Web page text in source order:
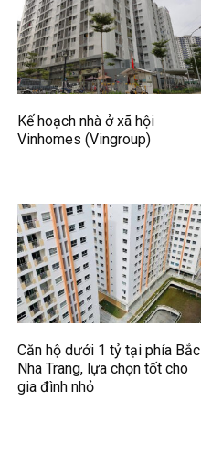
Kế hoạch nhà ở xã hội
Vinhomes (Vingroup)
Căn hộ dưới 1 tỷ tại phía Bắc
Nha Trang, lựa chọn tốt cho
gia đình nhỏ